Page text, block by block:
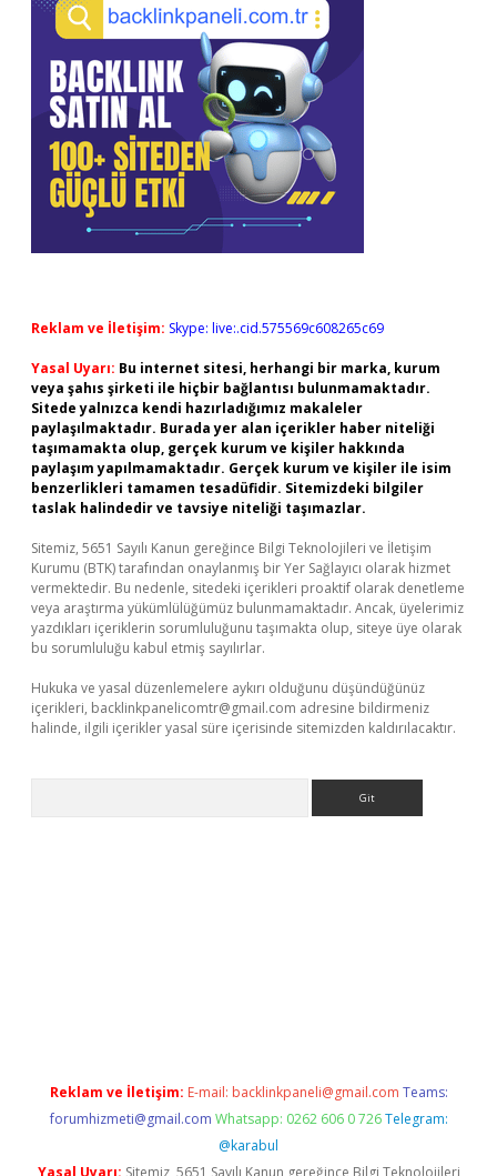
Reklam ve İletişim: Skype: live:.cid.575569c608265c69
Yasal Uyarı: Bu internet sitesi, herhangi bir marka, kurum
veya şahıs şirketi ile hiçbir bağlantısı bulunmamaktadır.
Sitede yalnızca kendi hazırladığımız makaleler
paylaşılmaktadır. Burada yer alan içerikler haber niteliği
taşımamakta olup, gerçek kurum ve kişiler hakkında
paylaşım yapılmamaktadır. Gerçek kurum ve kişiler ile isim
benzerlikleri tamamen tesadüfidir. Sitemizdeki bilgiler
taslak halindedir ve tavsiye niteliği taşımazlar.
Sitemiz, 5651 Sayılı Kanun gereğince Bilgi Teknolojileri ve İletişim
Kurumu (BTK) tarafından onaylanmış bir Yer Sağlayıcı olarak hizmet
vermektedir. Bu nedenle, sitedeki içerikleri proaktif olarak denetleme
veya araştırma yükümlülüğümüz bulunmamaktadır. Ancak, üyelerimiz
yazdıkları içeriklerin sorumluluğunu taşımakta olup, siteye üye olarak
bu sorumluluğu kabul etmiş sayılırlar.
Hukuka ve yasal düzenlemelere aykırı olduğunu düşündüğünüz
içerikleri, backlinkpanelicomtr@gmail.com adresine bildirmeniz
halinde, ilgili içerikler yasal süre içerisinde sitemizden kaldırılacaktır.
Reklam ve İletişim: E-mail: backlinkpaneli@gmail.com Teams:
forumhizmeti@gmail.com Whatsapp: 0262 606 0 726 Telegram:
@karabul
Yasal Uyarı: Sitemiz, 5651 Sayılı Kanun gereğince Bilgi Teknolojileri